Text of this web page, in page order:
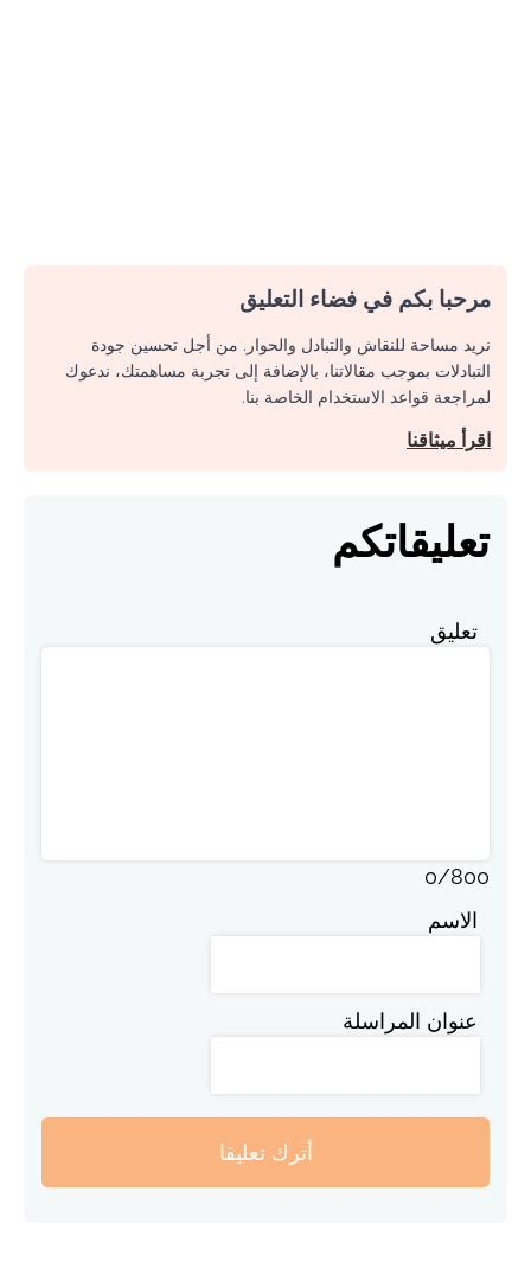
مرحبا بكم في فضاء التعليق
نريد مساحة للنقاش والتبادل والحوار. من أجل تحسين جودة
التبادلات بموجب مقالاتنا، بالإضافة إلى تجربة مساهمتك، ندعوك
لمراجعة قواعد الاستخدام الخاصة بنا.
اقرأ ميثاقنا
تعليقاتكم
تعليق
0/800
الاسم
عنوان المراسلة
أترك تعليقا